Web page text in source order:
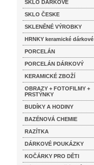
SKLO DÁRKOVÉ
SKLO ČESKE
SKLENĚNÉ VÝROBKY
HRNKY keramické dárkové
PORCELÁN
PORCELÁN DÁRKOVÝ
KERAMICKÉ ZBOŽÍ
OBRAZY + FOTOFILMY +
PRSTÝNKY
BUDÍKY A HODINY
BAZÉNOVÁ CHEMIE
RAZÍTKA
DÁRKOVÉ POUKÁZKY
KOČÁRKY PRO DĚTI